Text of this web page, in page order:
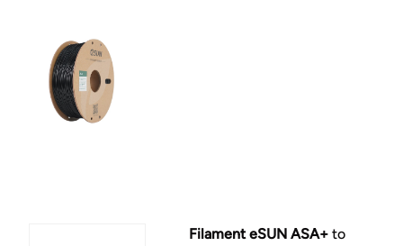
Filament eSUN ASA+to